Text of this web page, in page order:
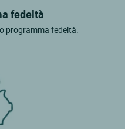
fedeltà
programma fedeltà.